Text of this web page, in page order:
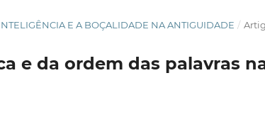
E A BOÇALIDADE NA ANTIGUIDADE /
e da ordem das palavras